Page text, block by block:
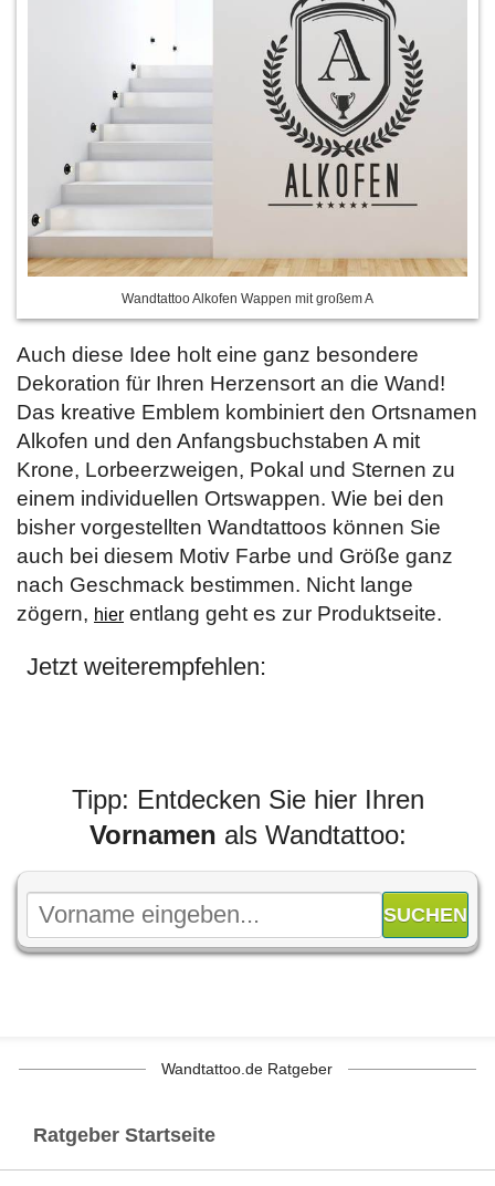
Wandtattoo Alkofen Wappen mit großem A
Auch diese Idee holt eine ganz besondere
Dekoration für Ihren Herzensort an die Wand!
Das kreative Emblem kombiniert den Ortsnamen
Alkofen und den Anfangsbuchstaben A mit
Krone, Lorbeerzweigen, Pokal und Sternen zu
einem individuellen Ortswappen. Wie bei den
bisher vorgestellten Wandtattoos können Sie
auch bei diesem Motiv Farbe und Größe ganz
nach Geschmack bestimmen. Nicht lange
zögern, hier entlang geht es zur Produktseite.
Jetzt weiterempfehlen:
Tipp: Entdecken Sie hier Ihren
Vornamen als Wandtattoo:
Wandtattoo.de Ratgeber
Ratgeber Startseite